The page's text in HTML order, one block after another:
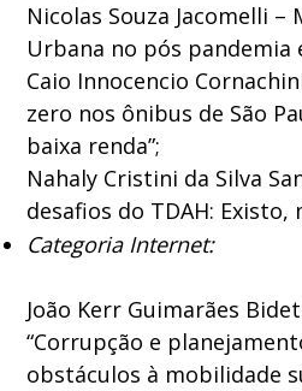
Nicolas Souza Jacomelli –
Urbana no pós pandemia
Caio Innocencio
zero nos ônibus de São
baixa renda”;
Nahaly Cristini da Silva
desafios do TDAH: Existo,
Categoria Internet:
João Kerr Guimarães
“Corrupção e
obstáculos à mobilidade